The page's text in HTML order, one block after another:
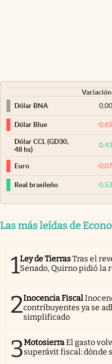
Variación
Dólar BNA
Dólar Blue -
Dólar CCL (GD30,
48 hs)
Euro -
Real brasileño
Las más leídas de
1Ley de TierrasTras el
Senado, Quirno pidió la
2Inocencia Fiscal
contribuyentes ya se
simplificado
3MotosierraEl gasto
superávit fiscal: dónde